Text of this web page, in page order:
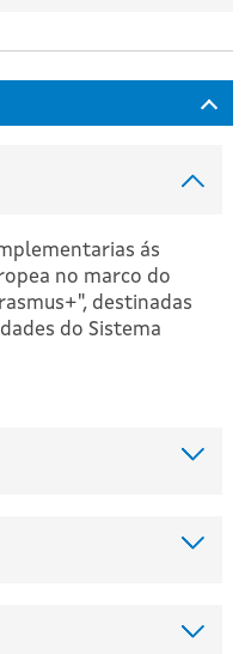
ás
no marco do
destinadas
do Sistema